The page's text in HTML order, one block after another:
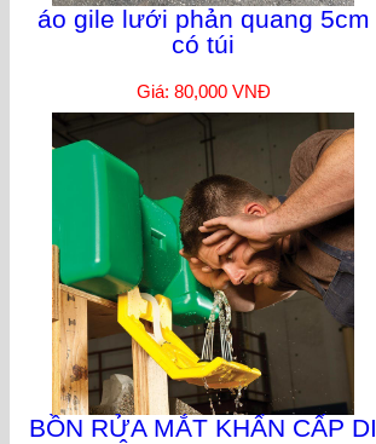
áo gile lưới phản quang 5cm
có túi
Giá: 80,000 VNĐ
BỒN RỬA MẮT KHẨN CẤP DI